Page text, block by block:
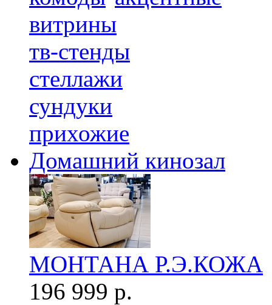
витрины
тв-стенды
стеллажи
сундуки
прихожие
Домашний кинозал
МОНТАНА Р.Э.КОЖА
196 999 р.